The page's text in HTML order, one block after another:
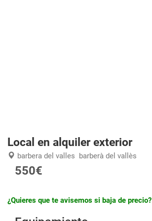
Local en alquiler exterior
barbera del valles barberà del vallès
550€
¿Quieres que te avisemos si baja de precio?